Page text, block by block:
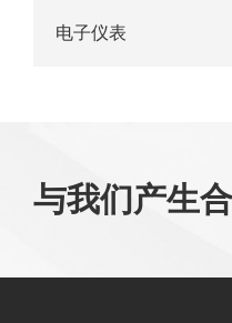
电子仪表
与我们产生